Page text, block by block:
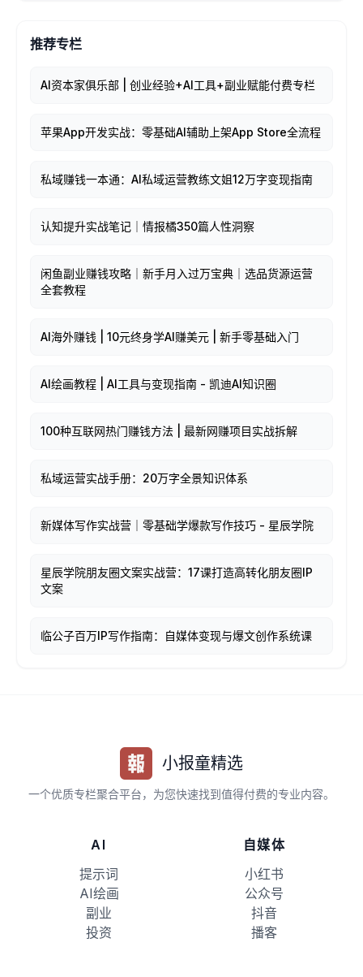
推荐专栏
AI资本家俱乐部 | 创业经验+AI工具+副业赋能付费专栏
苹果App开发实战：零基础AI辅助上架App Store全流程
私域赚钱一本通：AI私域运营教练文姐12万字变现指南
认知提升实战笔记｜情报橘350篇人性洞察
闲鱼副业赚钱攻略｜新手月入过万宝典｜选品货源运营
全套教程
AI海外赚钱 | 10元终身学AI赚美元 | 新手零基础入门
AI绘画教程 | AI工具与变现指南 - 凯迪AI知识圈
100种互联网热门赚钱方法 | 最新网赚项目实战拆解
私域运营实战手册：20万字全景知识体系
新媒体写作实战营｜零基础学爆款写作技巧 - 星辰学院
星辰学院朋友圈文案实战营：17课打造高转化朋友圈IP
文案
临公子百万IP写作指南：自媒体变现与爆文创作系统课
小报童精选
一个优质专栏聚合平台，为您快速找到值得付费的专业内容。
AI
提示词
AI绘画
副业
投资
自媒体
小红书
公众号
抖音
播客